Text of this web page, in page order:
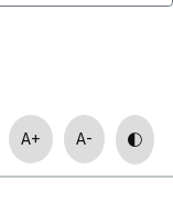
A+ A-